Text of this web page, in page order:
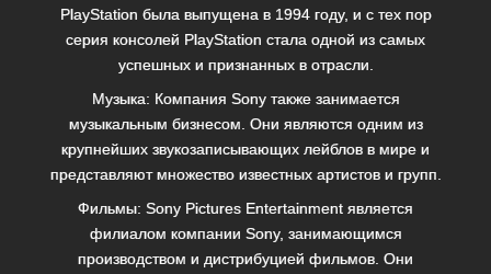
PlayStation была выпущена в 1994 году, и с тех пор
серия консолей PlayStation стала одной из самых
успешных и признанных в отрасли.
Музыка: Компания Sony также занимается
музыкальным бизнесом. Они являются одним из
крупнейших звукозаписывающих лейблов в мире и
представляют множество известных артистов и групп.
Фильмы: Sony Pictures Entertainment является
филиалом компании Sony, занимающимся
производством и дистрибуцией фильмов. Они